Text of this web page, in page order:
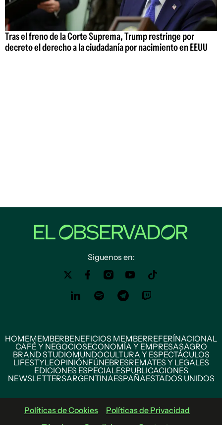
Tras el freno de la Corte Suprema, Trump restringe por
decreto el derecho a la ciudadanía por nacimiento en EEUU
Siguenos en:
HOMEMEMBERBENEFICIOS MEMBERREFERÍNACIONAL
CAFÉ Y NEGOCIOSECONOMÍA Y EMPRESASAGRO
BRAND STUDIOMUNDOCULTURA Y ESPECTÁCULOS
LIFESTYLEOPINIÓNFÚNEBRESREMATES Y LEGALES
EDICIONES ESPECIALESPUBLICACIONES
NEWSLETTERSARGENTINAESPAÑAESTADOS UNIDOS
Políticas de Cookies
Políticas de Privacidad